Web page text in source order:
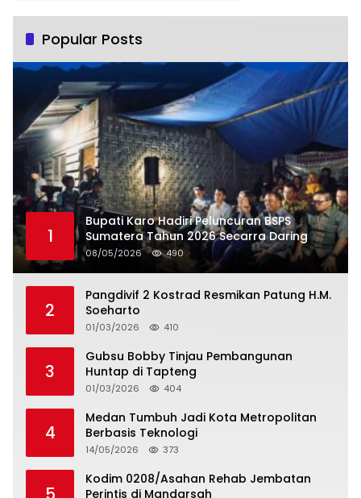
Popular Posts
1
Bupati Karo Hadiri Peluncuran BSPS
Sumatera Tahun 2026 Secarra Daring
08/05/2026 490
2
Pangdivif 2 Kostrad Resmikan Patung H.M.
Soeharto
01/03/2026 410
3
Gubsu Bobby Tinjau Pembangunan
Huntap di Tapteng
01/03/2026 404
4
Medan Tumbuh Jadi Kota Metropolitan
Berbasis Teknologi
14/05/2026 373
Kodim 0208/Asahan Rehab Jembatan
Perintis di Mandarsah